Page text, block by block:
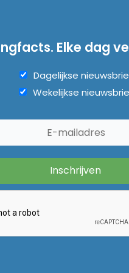
Elke dag
Dagelijkse
Wekelijkse